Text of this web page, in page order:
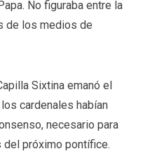
No figuraba entre la
de los medios de
Sixtina emanó el
cardenales habían
necesario para
próximo pontífice.